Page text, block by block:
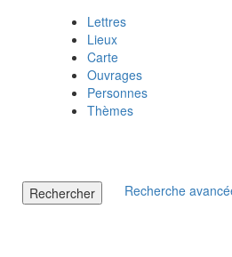
Lettres
Lieux
Carte
Ouvrages
Personnes
Thèmes
Rechercher Recherche